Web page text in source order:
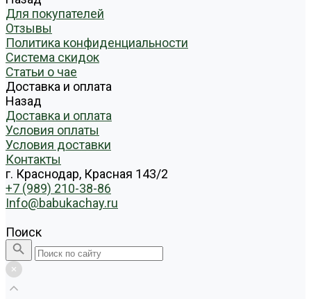
Для покупателей
Отзывы
Политика конфиденциальности
Система скидок
Статьи о чае
Доставка и оплата
Назад
Доставка и оплата
Условия оплаты
Условия доставки
Контакты
г. Краснодар, Красная 143/2
+7 (989) 210-38-86
Info@babukachay.ru
Поиск